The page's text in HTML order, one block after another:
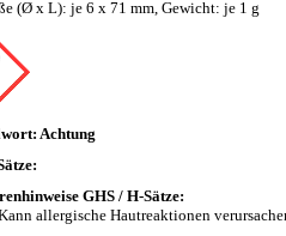
(Ø x L): je 6 x 71 mm, Gewicht: je 1 g
Achtung
GHS / H-Sätze:
allergische Hautreaktionen